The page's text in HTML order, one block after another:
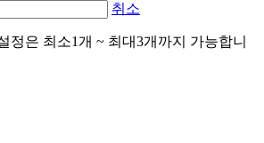
취소
정은 최소1개 ~ 최대3개까지 가능합니